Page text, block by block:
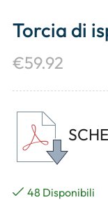
Torcia di
€59.92
48 Disponibili